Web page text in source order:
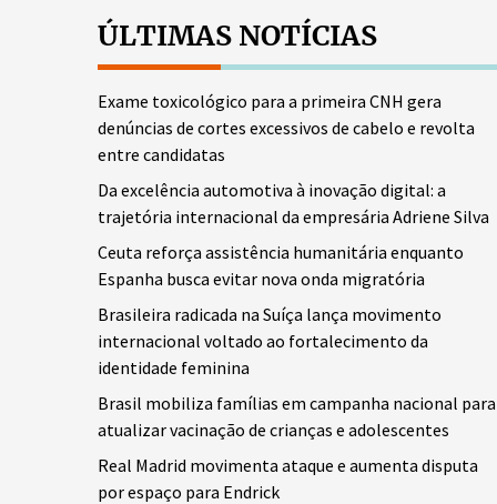
ÚLTIMAS NOTÍCIAS
Exame toxicológico para a primeira CNH gera
denúncias de cortes excessivos de cabelo e revolta
entre candidatas
Da excelência automotiva à inovação digital: a
trajetória internacional da empresária Adriene Silva
Ceuta reforça assistência humanitária enquanto
Espanha busca evitar nova onda migratória
Brasileira radicada na Suíça lança movimento
internacional voltado ao fortalecimento da
identidade feminina
Brasil mobiliza famílias em campanha nacional para
atualizar vacinação de crianças e adolescentes
Real Madrid movimenta ataque e aumenta disputa
por espaço para Endrick